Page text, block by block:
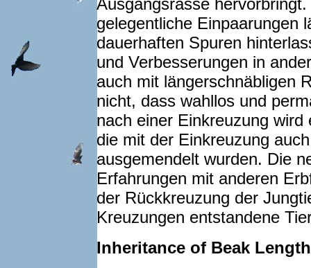
Ausgangsrasse
gelegentliche Einpaarungen
dauerhaften Spuren
und Verbesserungen in
auch mit längerschnäbligen
nicht, dass wahllos und
nach einer Einkreuzung
die mit der Einkreuzung
ausgemendelt wurden. Die
Erfahrungen mit anderen
der Rückkreuzung der
Kreuzungen entstandene
Inheritance of Beak